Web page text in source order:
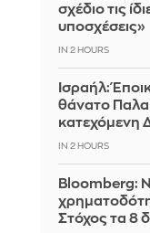
σχέδιο τις
υποσχέσεις»
IN 2 HOURS
Ισραήλ:
θάνατο
κατεχόμενη
IN 2 HOURS
Bloomberg:
Στόχος τα 8